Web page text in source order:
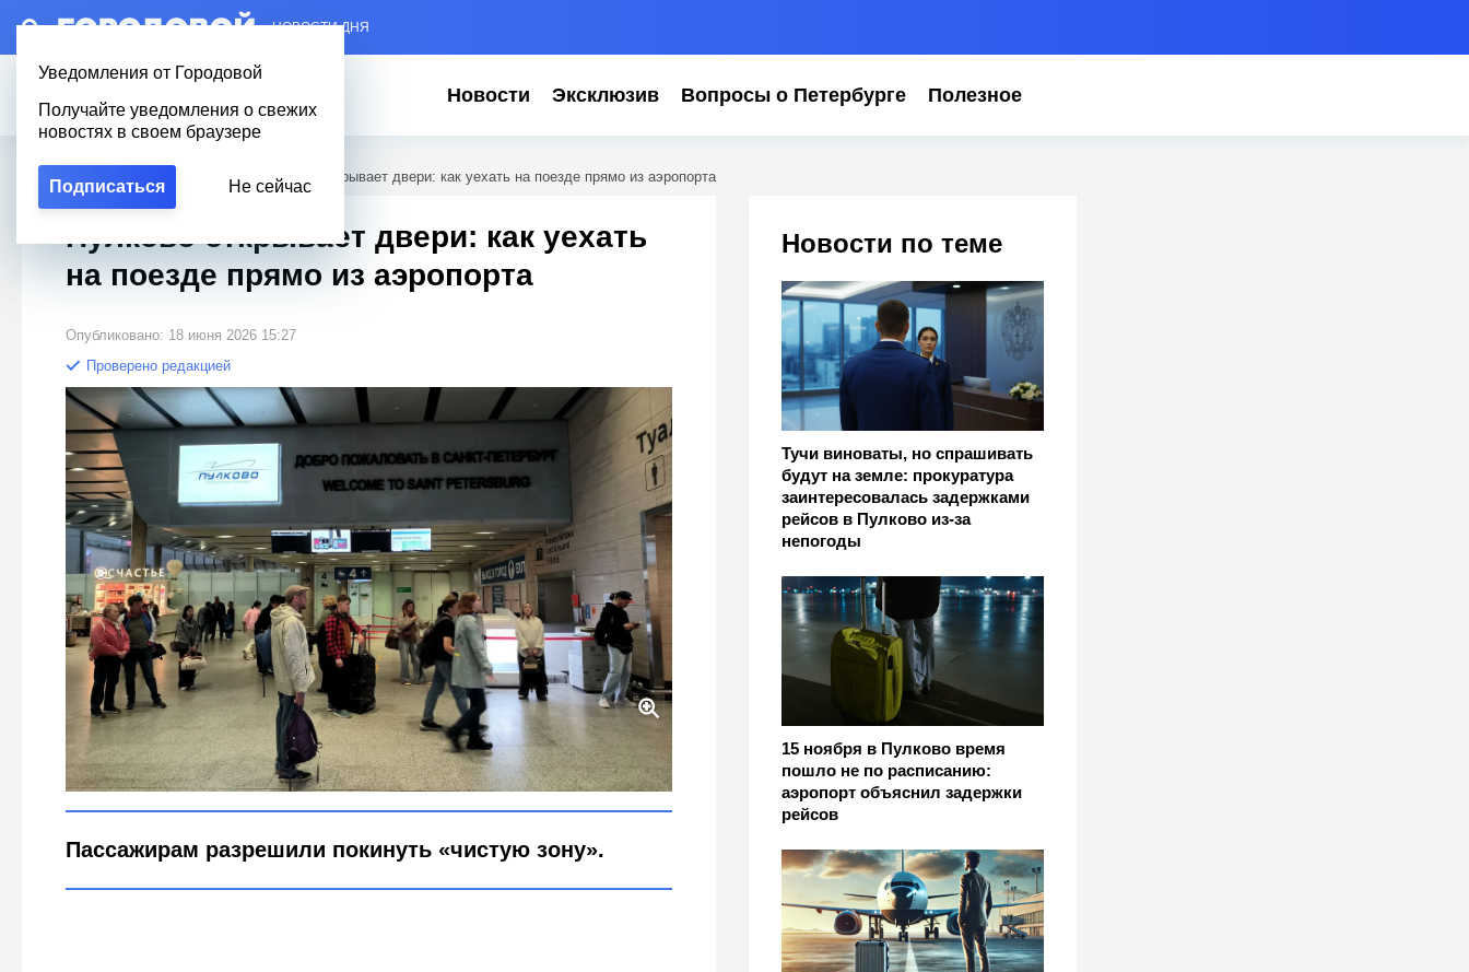
– НОВОСТИ ДНЯ
Уведомления от Городовой
Получайте уведомления о свежих
новостях в своем браузере
Подписаться Не сейчас
Новости Эксклюзив Вопросы о Петербурге Полезное
Городовой Новости Петербурга Пулково открывает двери: как уехать на поезде прямо из аэропорта
Новости по теме
Тучи виноваты, но спрашивать
будут на земле: прокуратура
заинтересовалась задержками
рейсов в Пулково из‑за
непогоды
15 ноября в Пулково время
пошло не по расписанию:
аэропорт объяснил задержки
рейсов
Пулково открывает двери: как уехать
на поезде прямо из аэропорта
Опубликовано: 18 июня 2026 15:27
Проверено редакцией
Пулково открывает двери: как уехать на поезде прямо из аэропорта
Global Look Press / Maksim Konstantinov
Пассажирам разрешили покинуть «чистую зону».